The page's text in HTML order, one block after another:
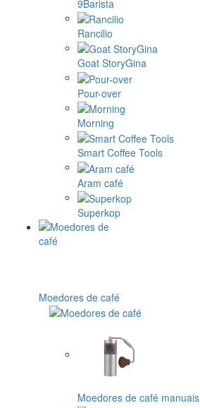
9Barista
Rancilio
Goat StoryGina
Pour-over
Morning
Smart Coffee Tools
Aram café
Superkop
Moedores de café
Moedores de café manuais